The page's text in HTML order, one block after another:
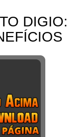
DIGIO: